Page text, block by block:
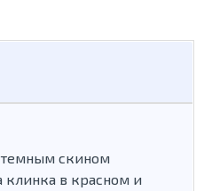
скином
клинка в красном и